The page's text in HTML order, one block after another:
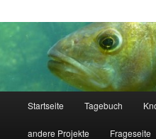
Startseite Tagebuch
andere Projekte Frageseite